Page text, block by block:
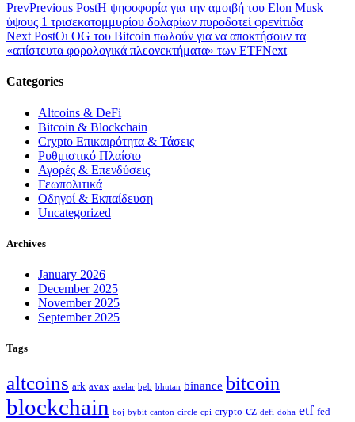
PrevPrevious PostΗ ψηφοφορία για την αμοιβή του Elon Musk
ύψους 1 τρισεκατομμυρίου δολαρίων πυροδοτεί φρενίτιδα
Next PostΟι OG του Bitcoin πωλούν για να αποκτήσουν τα
«απίστευτα φορολογικά πλεονεκτήματα» των ETFNext
Categories
Altcoins & DeFi
Bitcoin & Blockchain
Crypto Επικαιρότητα & Τάσεις
Ρυθμιστικό Πλαίσιο
Αγορές & Επενδύσεις
Γεωπολιτικά
Οδηγοί & Εκπαίδευση
Uncategorized
Archives
January 2026
December 2025
November 2025
September 2025
Tags
altcoins ark avax axelar bgb bhutan binance bitcoin
blockchain boj bybit canton circle cpi crypto cz defi doha etf fed